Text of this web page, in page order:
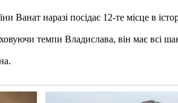
Ванат наразі посідає 12-те місце в
темпи Владислава, він має всі